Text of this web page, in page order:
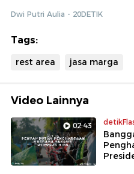
Dwi Putri Aulia - 20DETIK
Tags:
rest area jasa marga
Video Lainnya
02:43